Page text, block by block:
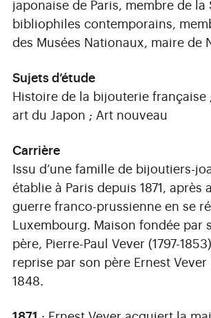
japonaise de Paris, membre de la
bibliophiles contemporains,
des Musées Nationaux, maire de
Sujets d’étude
Histoire de la bijouterie française
art du Japon ; Art nouveau
Carrière
Issu d’une famille de bijoutiers-
établie à Paris depuis 1871, après
guerre franco-prussienne en se
Luxembourg. Maison fondée par
père, Pierre-Paul Vever (1797-
reprise par son père Ernest Vever
1848.